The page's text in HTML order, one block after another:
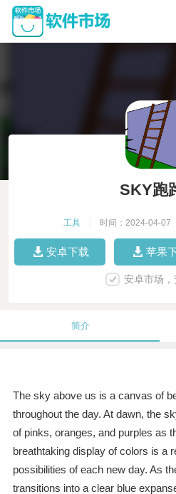
SKY跑
工具 时间：2024-04-07
安卓下载 苹果
安卓市场
简介
The sky above us is a canvas of
throughout the day. At dawn, the
of pinks, oranges, and purples as
breathtaking display of colors is a
possibilities of each new day. As
transitions into a clear blue